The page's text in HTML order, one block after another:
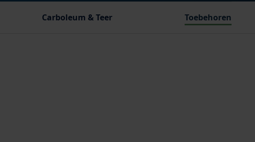
Carboleum & Teer Toebehoren